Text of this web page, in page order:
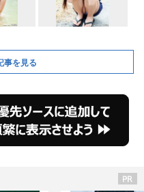
事を見る